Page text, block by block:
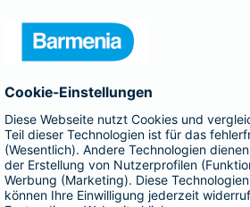
für Kinder und Erwachsene, Schutz
Rechtsschutzversicherung, Kfz- und
und Berufsunfähigkeitsversicherung
helfen Ihnen in jeder Lebenslage